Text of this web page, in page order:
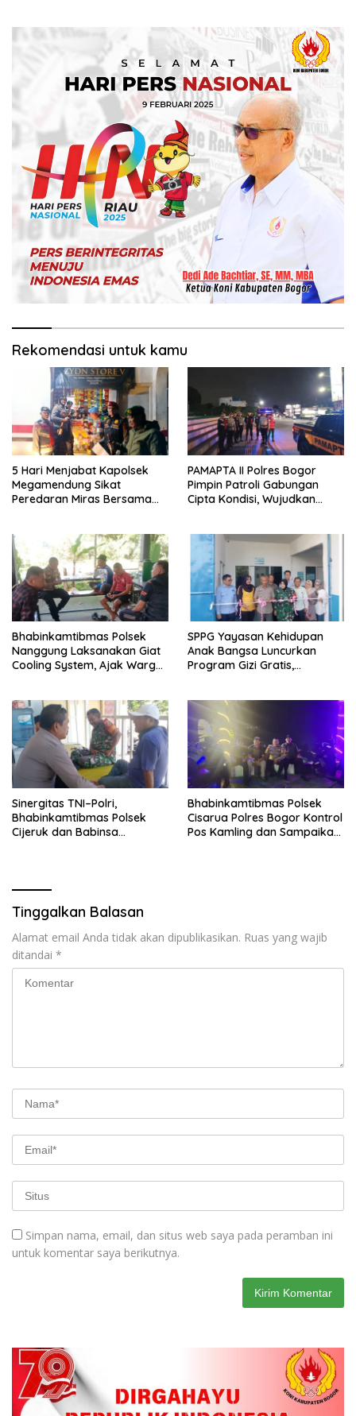
Rekomendasi untuk kamu
5 Hari Menjabat Kapolsek
Megamendung Sikat
Peredaran Miras Bersama
PAMAPTA II Polres Bogor
Pimpin Patroli Gabungan
Cipta Kondisi, Wujudkan
Bhabinkamtibmas Polsek
Nanggung Laksanakan Giat
Cooling System, Ajak Warga
Kamtibmas
SPPG Yayasan Kehidupan
Anak Bangsa Luncurkan
Program Gizi Gratis,
Sinergitas TNI–Polri,
Bhabinkamtibmas Polsek
Cijeruk dan Babinsa
Bhabinkamtibmas Polsek
Cisarua Polres Bogor Kontrol
Pos Kamling dan Sampaikan
Tinggalkan Balasan
Alamat email Anda tidak akan dipublikasikan. Ruas yang wajib
ditandai *
Simpan nama, email, dan situs web saya pada peramban ini
untuk komentar saya berikutnya.